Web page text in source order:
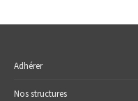
Adhérer
Nos structures